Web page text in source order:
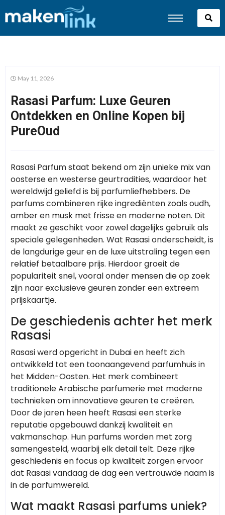
May 11, 2026
Rasasi Parfum: Luxe Geuren
Ontdekken en Online Kopen bij
PureOud
Rasasi Parfum staat bekend om zijn unieke mix van
oosterse en westerse geurtradities, waardoor het
wereldwijd geliefd is bij parfumliefhebbers. De
parfums combineren rijke ingrediënten zoals oudh,
amber en musk met frisse en moderne noten. Dit
maakt ze geschikt voor zowel dagelijks gebruik als
speciale gelegenheden. Wat Rasasi onderscheidt, is
de langdurige geur en de luxe uitstraling tegen een
relatief betaalbare prijs. Hierdoor groeit de
populariteit snel, vooral onder mensen die op zoek
zijn naar exclusieve geuren zonder een extreem
prijskaartje.
De geschiedenis achter het merk
Rasasi
Rasasi werd opgericht in Dubai en heeft zich
ontwikkeld tot een toonaangevend parfumhuis in
het Midden-Oosten. Het merk combineert
traditionele Arabische parfumerie met moderne
technieken om innovatieve geuren te creëren.
Door de jaren heen heeft Rasasi een sterke
reputatie opgebouwd dankzij kwaliteit en
vakmanschap. Hun parfums worden met zorg
samengesteld, waarbij elk detail telt. Deze rijke
geschiedenis en focus op kwaliteit zorgen ervoor
dat Rasasi vandaag de dag een vertrouwde naam is
in de parfumwereld.
Wat maakt Rasasi parfums uniek?